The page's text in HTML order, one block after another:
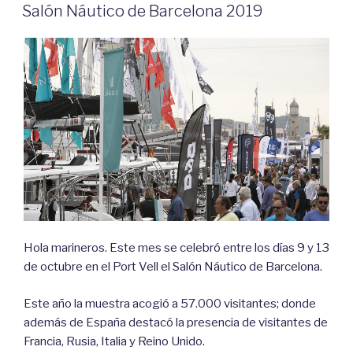
en
EL
Salón Náutico de Barcelona 2019
Hola marineros. Este mes se celebró entre los días 9 y 13
de octubre en el Port Vell el Salón Náutico de Barcelona.
Este año la muestra acogió a 57.000 visitantes; donde
además de España destacó la presencia de visitantes de
Francia, Rusia, Italia y Reino Unido.